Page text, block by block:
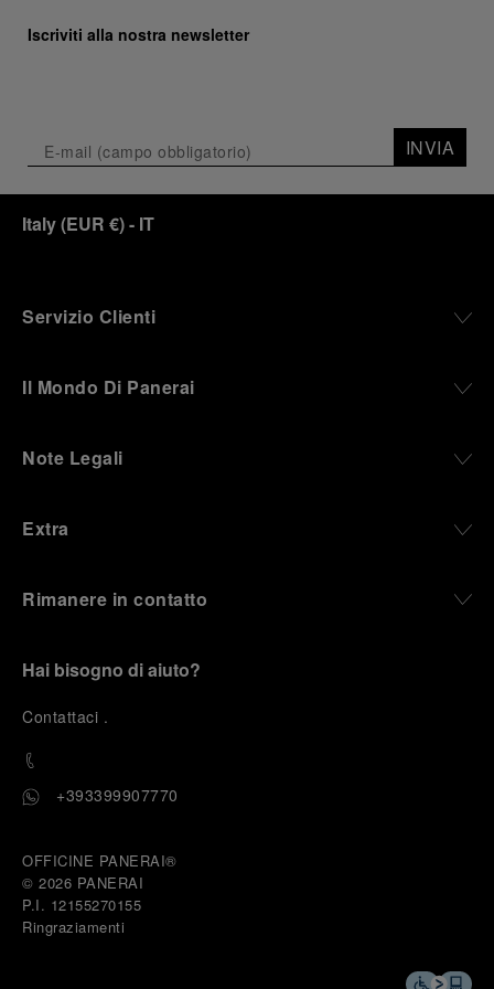
Iscriviti alla nostra newsletter
INVIA
Italy(EUR €)- IT
Servizio Clienti
Il Mondo Di Panerai
Note Legali
Extra
Rimanere in contatto
Hai bisogno di aiuto?
Contattaci .
+393399907770
OFFICINE PANERAI®
© 2026 PANERAI
P.I. 12155270155
Ringraziamenti